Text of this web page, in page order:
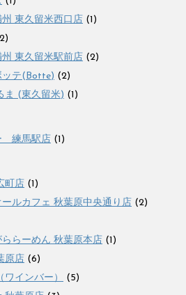
東久留米西口店 (1)
東久留米駅前店 (2)
ッテ(Botte) (2)
ま (東久留米) (1)
練馬駅店 (1)
町店 (1)
ルカフェ 秋葉原中央通り店 (2)
らーめん 秋葉原本店 (1)
原店 (6)
ワインバー）
(5)